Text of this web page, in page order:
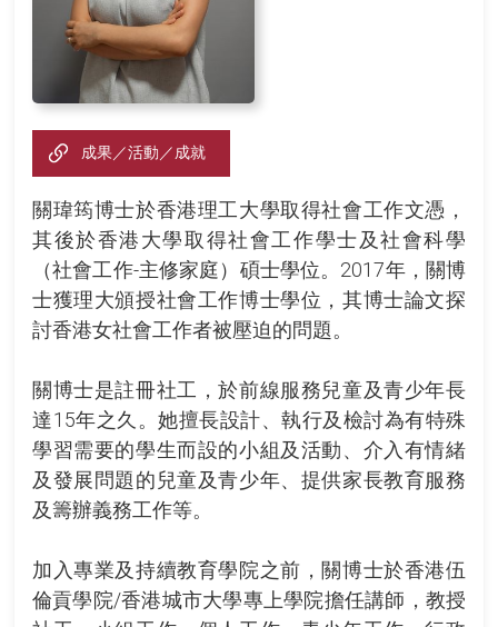
成果／活動／成就
關瑋筠博士於香港理工大學取得社會工作文憑，
其後於香港大學取得社會工作學士及社會科學
（社會工作-主修家庭）碩士學位。2017年，關博
士獲理大頒授社會工作博士學位，其博士論文探
討香港女社會工作者被壓迫的問題。
關博士是註冊社工，於前線服務兒童及青少年長
達15年之久。她擅長設計、執行及檢討為有特殊
學習需要的學生而設的小組及活動、介入有情緒
及發展問題的兒童及青少年、提供家長教育服務
及籌辦義務工作等。
加入專業及持續教育學院之前，關博士於香港伍
倫貢學院/香港城市大學專上學院擔任講師，教授